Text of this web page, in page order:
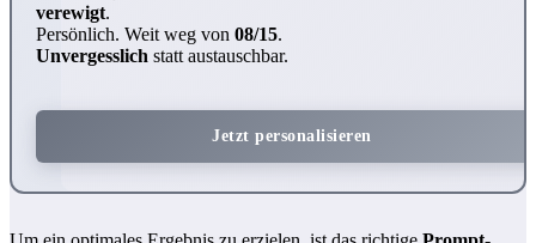
verewigt.
Persönlich. Weit weg von 08/15.
Unvergesslich statt austauschbar.
Jetzt personalisieren